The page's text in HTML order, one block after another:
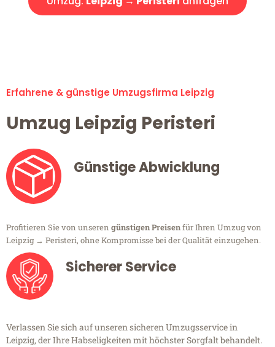
Erfahrene & günstige Umzugsfirma Leipzig
Umzug Leipzig Peristeri
Günstige Abwicklung
Profitieren Sie von unseren günstigen Preisenfür Ihren Umzug von
Leipzig → Peristeri, ohne Kompromisse bei der Qualität einzugehen.
Sicherer Service
Verlassen Sie sich auf unseren sicheren Umzugsservice in
Leipzig, der Ihre Habseligkeiten mit höchster Sorgfalt behandelt.